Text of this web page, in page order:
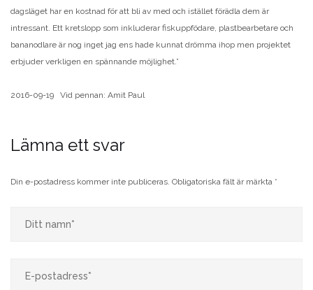
dagsläget har en kostnad för att bli av med och istället förädla dem är
intressant. Ett kretslopp som inkluderar fiskuppfödare, plastbearbetare och
bananodlare är nog inget jag ens hade kunnat drömma ihop men projektet
erbjuder verkligen en spännande möjlighet.”
2016-09-19 Vid pennan: Amit Paul
Lämna ett svar
Din e-postadress kommer inte publiceras. Obligatoriska fält är märkta *